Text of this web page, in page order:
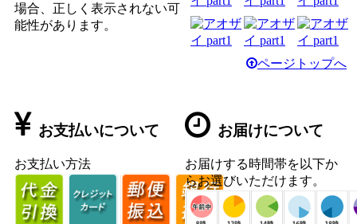
場合、正しく表示されない可
能性があります。
ページトップへ
お支払いについて
お支払い方法
お届けについて
お届けする時間帯を以下か
らお選びいただけます。